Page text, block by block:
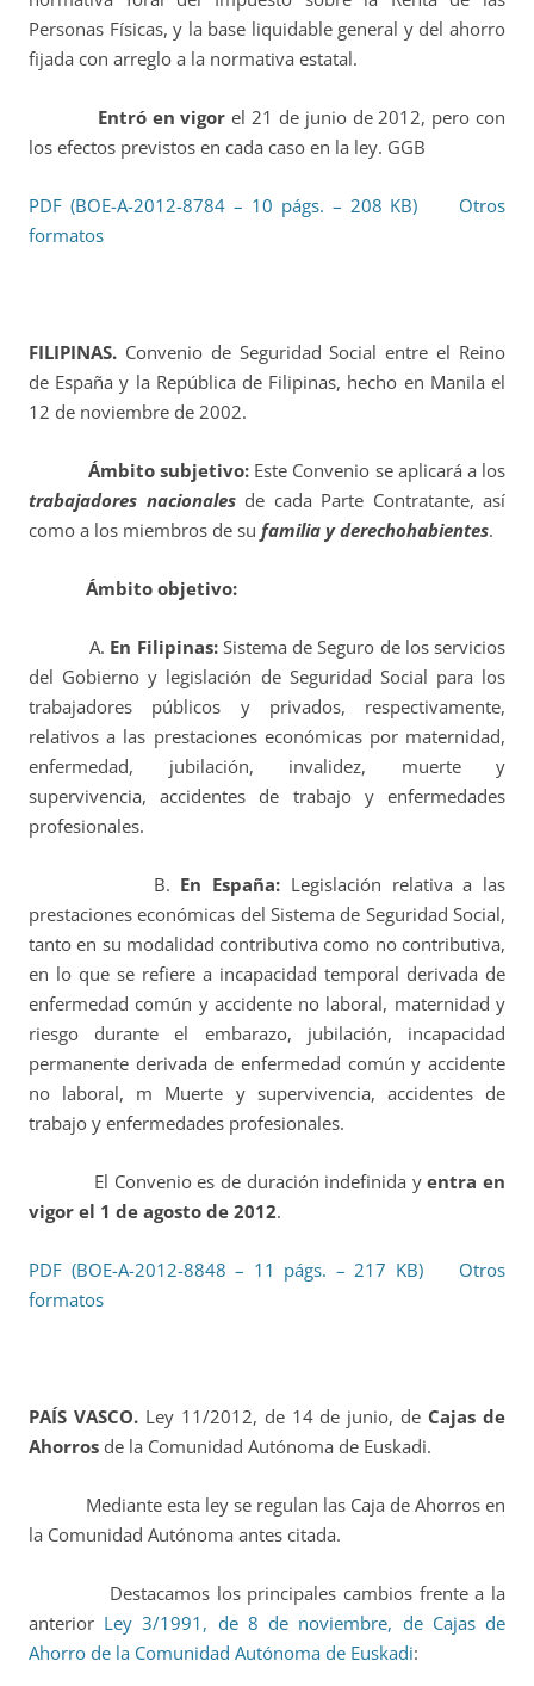
Personas Físicas, y la base liquidable general y del ahorro
fijada con arreglo a la normativa estatal.
Entró en vigor el 21 de junio de 2012, pero con
los efectos previstos en cada caso en la ley. GGB
PDF (BOE-A-2012-8784 – 10 págs. – 208 KB)
Otros
formatos
FILIPINAS. Convenio de Seguridad Social entre el Reino
de España y la República de Filipinas, hecho en Manila el
12 de noviembre de 2002.
Ámbito subjetivo: Este Convenio se aplicará a los
trabajadores nacionalesde cada Parte Contratante, así
como a los miembros de su familia y derechohabientes.
Ámbito objetivo:
A. En Filipinas:Sistema de Seguro de los servicios
del Gobierno y legislación de Seguridad Social para los
trabajadores públicos y privados, respectivamente,
relativos a las prestaciones económicas por maternidad,
enfermedad, jubilación, invalidez, muerte y
supervivencia, accidentes de trabajo y enfermedades
profesionales.
B. En España: Legislación relativa a las
prestaciones económicas del Sistema de Seguridad Social,
tanto en su modalidad contributiva como no contributiva,
en lo que se refiere a incapacidad temporal derivada de
enfermedad común y accidente no laboral, maternidad y
riesgo durante el embarazo, jubilación, incapacidad
permanente derivada de enfermedad común y accidente
no laboral, m Muerte y supervivencia, accidentes de
trabajo y enfermedades profesionales.
El Convenio es de duración indefinida yentra en
vigor el 1 de agosto de 2012.
PDF (BOE-A-2012-8848 – 11 págs. – 217 KB)
Otros
formatos
PAÍS VASCO. Ley 11/2012, de 14 de junio, de Cajas de
Ahorros de la Comunidad Autónoma de Euskadi.
Mediante esta ley se regulan las Caja de Ahorros en
la Comunidad Autónoma antes citada.
Destacamos los principales cambios frente a la
anterior Ley 3/1991, de 8 de noviembre, de Cajas de
Ahorro de la Comunidad Autónoma de Euskadi: